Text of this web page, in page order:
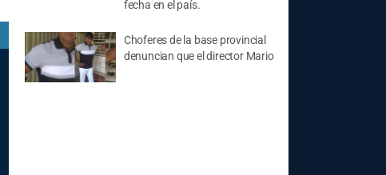
fecha en el país.
Choferes de la base provincial
denuncian que el director Mario